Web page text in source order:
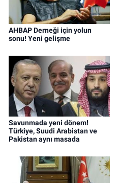
AHBAP Derneği için yolun
sonu! Yeni gelişme
Savunmada yeni dönem!
Türkiye, Suudi Arabistan ve
Pakistan aynı masada